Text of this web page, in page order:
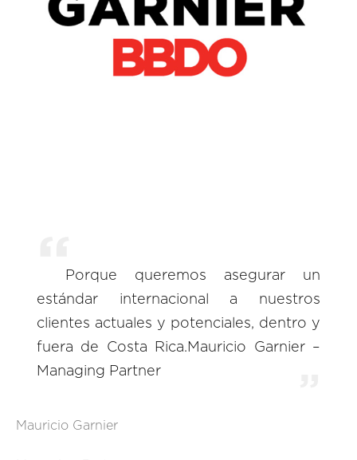
Porque queremos asegurar un
estándar internacional a nuestros
clientes actuales y potenciales, dentro y
fuera de Costa Rica.Mauricio Garnier –
Managing Partner
Mauricio Garnier